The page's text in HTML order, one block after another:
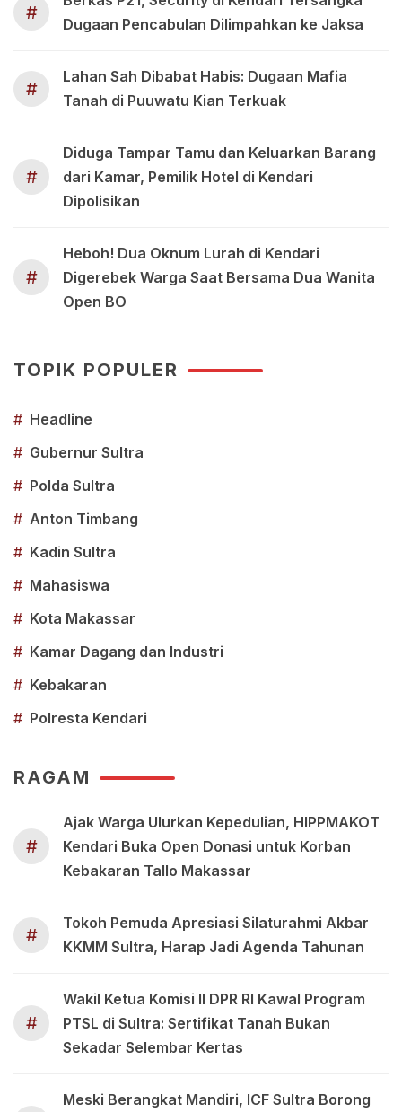
#
Dugaan Pencabulan Dilimpahkan ke Jaksa
#
Lahan Sah Dibabat Habis: Dugaan Mafia
Tanah di Puuwatu Kian Terkuak
#
Diduga Tampar Tamu dan Keluarkan Barang
dari Kamar, Pemilik Hotel di Kendari
Dipolisikan
#
Heboh! Dua Oknum Lurah di Kendari
Digerebek Warga Saat Bersama Dua Wanita
Open BO
TOPIK POPULER
# Headline
# Gubernur Sultra
# Polda Sultra
# Anton Timbang
# Kadin Sultra
# Mahasiswa
# Kota Makassar
# Kamar Dagang dan Industri
# Kebakaran
# Polresta Kendari
RAGAM
#
Ajak Warga Ulurkan Kepedulian, HIPPMAKOT
Kendari Buka Open Donasi untuk Korban
Kebakaran Tallo Makassar
#
Tokoh Pemuda Apresiasi Silaturahmi Akbar
KKMM Sultra, Harap Jadi Agenda Tahunan
#
Wakil Ketua Komisi II DPR RI Kawal Program
PTSL di Sultra: Sertifikat Tanah Bukan
Sekadar Selembar Kertas
Meski Berangkat Mandiri, ICF Sultra Borong